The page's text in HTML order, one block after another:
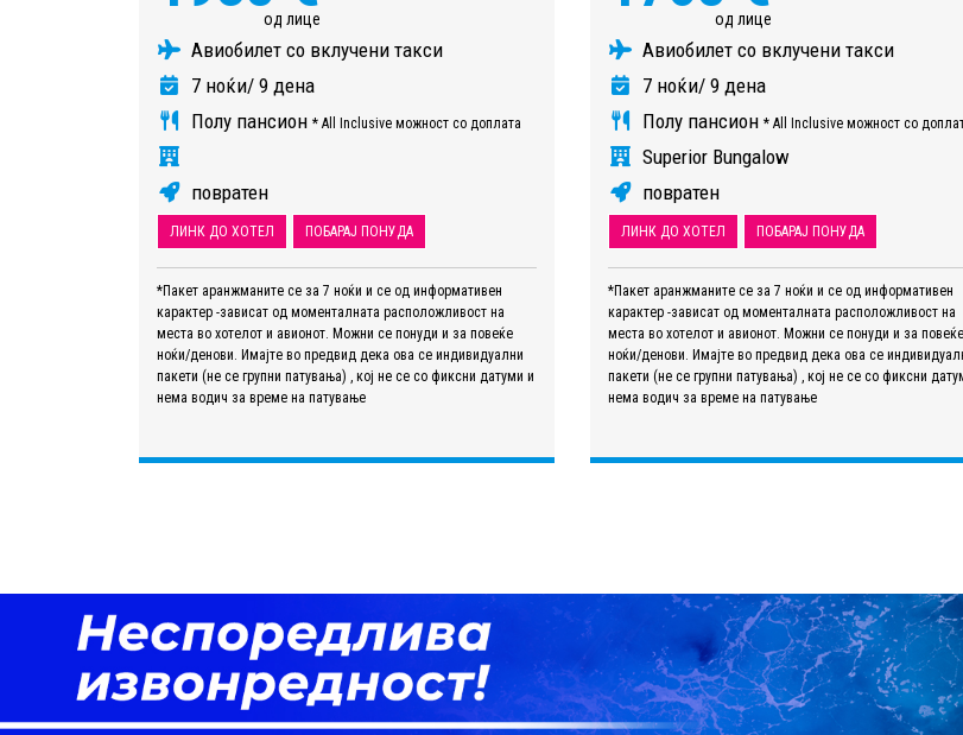
од лице
Авиобилет со вклучени такси
7 ноќи/ 9 дена
Полу пансион * All Inclusive можност со доплата
повратен
ЛИНК ДО ХОТЕЛ ПОБАРАЈ ПОНУДА
*Пакет аранжманите се за 7 ноќи и се од информативен
карактер -зависат од моменталната расположливост на
места во хотелот и авионот. Можни се понуди и за повеќе
ноќи/денови. Имајте во предвид дека ова се индивидуални
пакети (не се групни патувања) , кој не се со фиксни датуми и
нема водич за време на патување
од лице
Авиобилет со вклучени такси
7 ноќи/ 9 дена
Полу пансион * All Inclusive можност со
Superior Bungalow
повратен
ЛИНК ДО ХОТЕЛ ПОБАРАЈ ПОНУДА
*Пакет аранжманите се за 7 ноќи и се од информативен
карактер -зависат од моменталната расположливост на
места во хотелот и авионот. Можни се понуди и за повеќе
ноќи/денови. Имајте во предвид дека ова се
пакети (не се групни патувања) , кој не се со фиксни
нема водич за време на патување